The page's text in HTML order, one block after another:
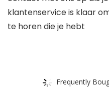
klantenservice is klaar
te horen die je hebt
Frequently